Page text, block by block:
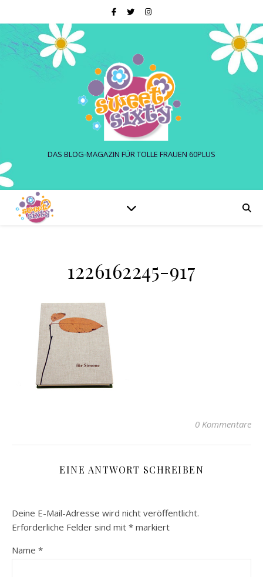
DAS BLOG-MAGAZIN FÜR TOLLE FRAUEN 60PLUS
1226162245-917
0 Kommentare
EINE ANTWORT SCHREIBEN
Deine E-Mail-Adresse wird nicht veröffentlicht.
Erforderliche Felder sind mit * markiert
Name *